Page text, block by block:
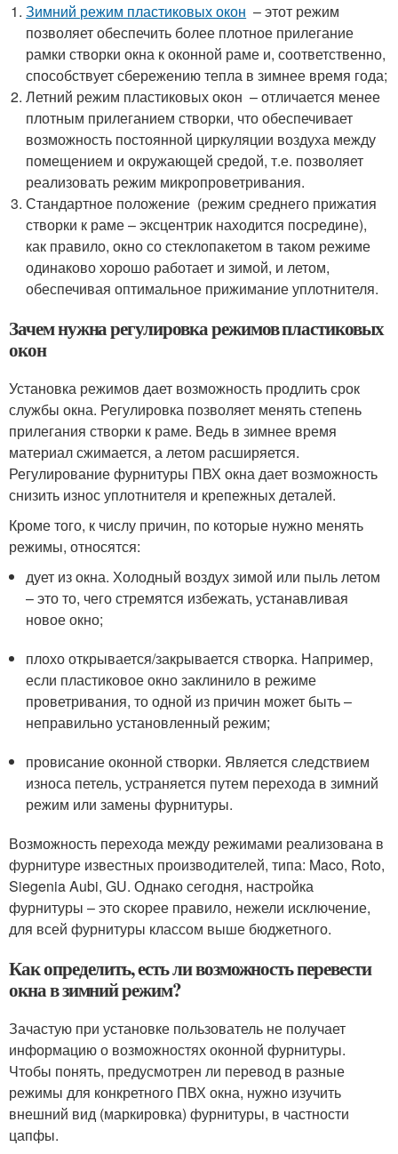
Зимний режим пластиковых окон – этот режим
позволяет обеспечить более плотное прилегание
рамки створки окна к оконной раме и, соответственно,
способствует сбережению тепла в зимнее время года;
Летний режим пластиковых окон – отличается менее
плотным прилеганием створки, что обеспечивает
возможность постоянной циркуляции воздуха между
помещением и окружающей средой, т.е. позволяет
реализовать режим микропроветривания.
Стандартное положение (режим среднего прижатия
створки к раме – эксцентрик находится посредине),
как правило, окно со стеклопакетом в таком режиме
одинаково хорошо работает и зимой, и летом,
обеспечивая оптимальное прижимание уплотнителя.
Зачем нужна регулировка режимов пластиковых
окон
Установка режимов дает возможность продлить срок
службы окна. Регулировка позволяет менять степень
прилегания створки к раме. Ведь в зимнее время
материал сжимается, а летом расширяется.
Регулирование фурнитуры ПВХ окна дает возможность
снизить износ уплотнителя и крепежных деталей.
Кроме того, к числу причин, по которые нужно менять
режимы, относятся:
дует из окна. Холодный воздух зимой или пыль летом
– это то, чего стремятся избежать, устанавливая
новое окно;
плохо открывается/закрывается створка. Например,
если пластиковое окно заклинило в режиме
проветривания, то одной из причин может быть –
неправильно установленный режим;
провисание оконной створки. Является следствием
износа петель, устраняется путем перехода в зимний
режим или замены фурнитуры.
Возможность перехода между режимами реализована в
фурнитуре известных производителей, типа: Maco, Roto,
Siegenia Aubi, GU. Однако сегодня, настройка
фурнитуры – это скорее правило, нежели исключение,
для всей фурнитуры классом выше бюджетного.
Как определить, есть ли возможность перевести
окна в зимний режим?
Зачастую при установке пользователь не получает
информацию о возможностях оконной фурнитуры.
Чтобы понять, предусмотрен ли перевод в разные
режимы для конкретного ПВХ окна, нужно изучить
внешний вид (маркировка) фурнитуры, в частности
цапфы.